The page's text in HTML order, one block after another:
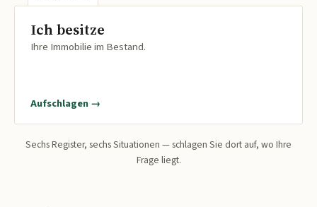
Ich besitze
Ihre Immobilie im Bestand.
Aufschlagen →
Sechs Register, sechs Situationen — schlagen Sie dort auf, wo Ihre
Frage liegt.